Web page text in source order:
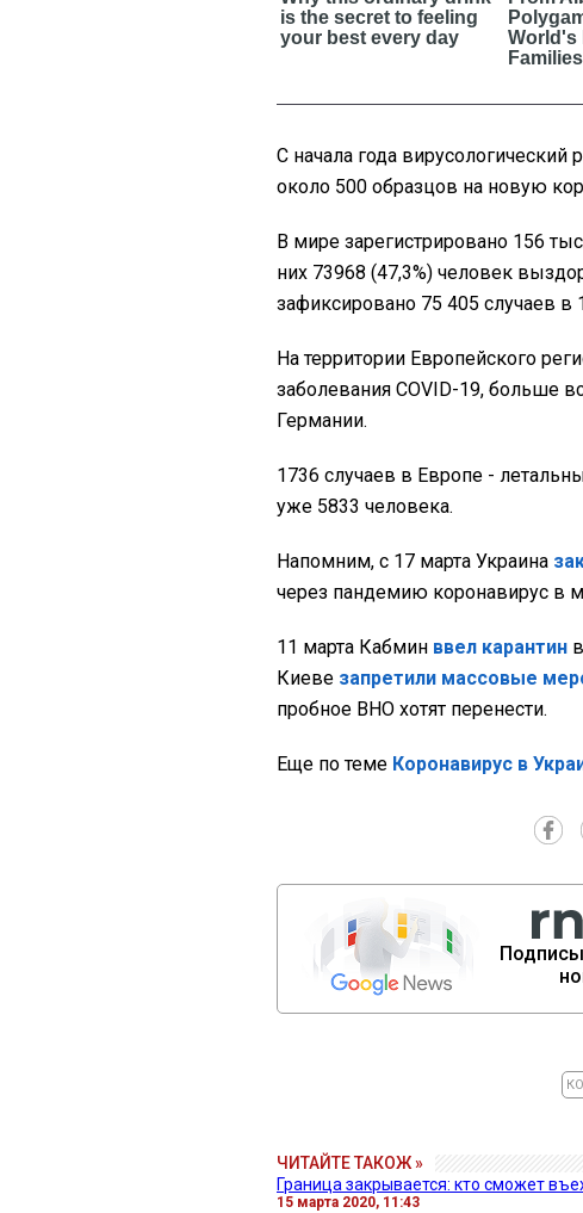
С начала года
около 500 образцов на новую
В мире зарегистрировано 156
них 73968 (47,3%) человек
зафиксировано 75 405 случаев в
На территории Европейского
заболевания COVID-19, больше
Германии.
1736 случаев в Европе -
уже 5833 человека.
Напомним, с 17 марта Украина
через пандемию коронавирус в
11 марта Кабмин ввел карантин
Киеве запретили массовые
пробное ВНО хотят перенести.
Еще по теме Коронавирус в
ЧИТАЙТЕ ТАКОЖ »
Граница закрывается: кто сможет
15 марта 2020, 11:43